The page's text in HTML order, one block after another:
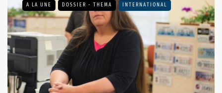
A LA UNE DOSSIER - THEMA INTERNATIONAL